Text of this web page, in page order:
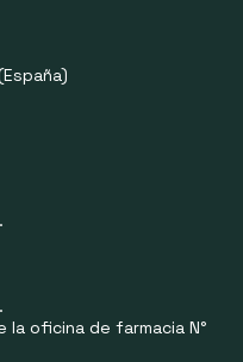
la oficina de farmacia N°